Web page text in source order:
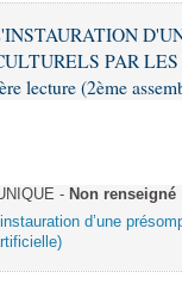
PAR LES
(2ème
- Non renseigné
d’une